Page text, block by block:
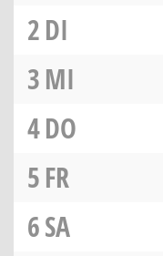
2DI
3MI
4DO
5FR
6SA